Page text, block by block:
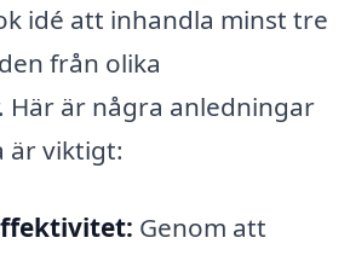
idé att inhandla minst tre
från olika
är några anledningar
är viktigt:
Genom att